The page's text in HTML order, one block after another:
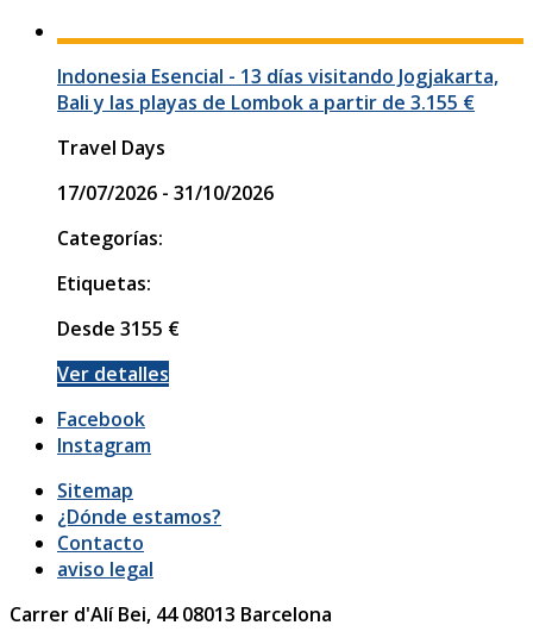
Indonesia Esencial - 13 días visitando Jogjakarta,
Bali y las playas de Lombok a partir de 3.155 €
Travel Days
17/07/2026 - 31/10/2026
Categorías:
Etiquetas:
Desde 3155 €
Ver detalles
Facebook
Instagram
Sitemap
¿Dónde estamos?
Contacto
aviso legal
Carrer d'Alí Bei, 44 08013 Barcelona